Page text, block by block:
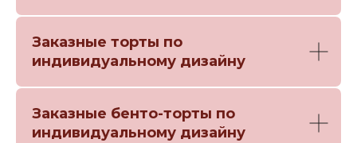
Заказные торты по
индивидуальному дизайну
Заказные бенто-торты по
индивидуальному дизайну